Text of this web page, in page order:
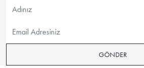
GÖNDER